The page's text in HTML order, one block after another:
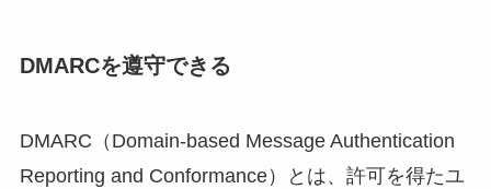
DMARCを遵守できる
DMARC（Domain-based Message Authentication
Reporting and Conformance）とは、許可を得たユ